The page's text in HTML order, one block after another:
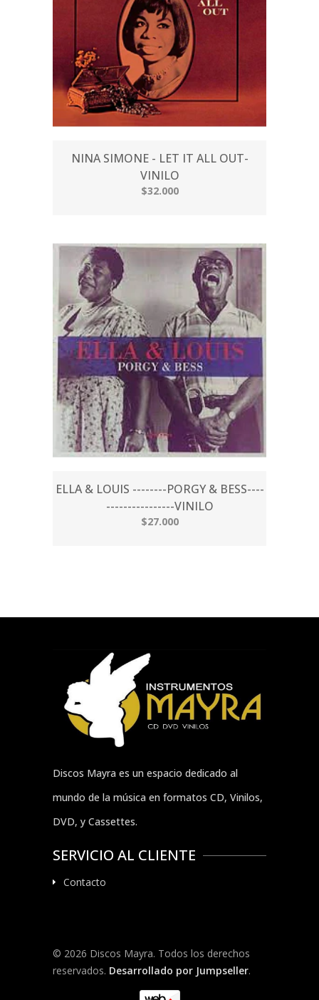
NINA SIMONE - LET IT ALL OUT-
VINILO
$32.000
ELLA & LOUIS --------PORGY & BESS----
----------------VINILO
$27.000
Discos Mayra es un espacio dedicado al
mundo de la música en formatos CD, Vinilos,
DVD, y Cassettes.
SERVICIO AL CLIENTE
Contacto
© 2026 Discos Mayra. Todos los derechos
reservados. Desarrollado por Jumpseller.